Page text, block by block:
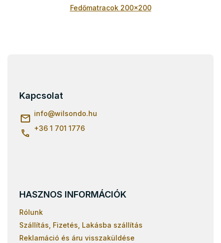
i
Fedőmatracok 200x200
Kapcsolat
info@wilsondo.hu
+36 1 701 1776
HASZNOS INFORMÁCIÓK
Rólunk
Szállítás, Fizetés, Lakásba szállítás
Reklamáció és áru visszaküldése